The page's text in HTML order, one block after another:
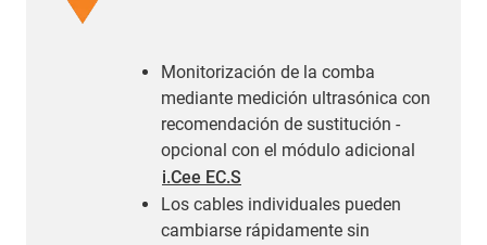
Monitorización de la comba
mediante medición ultrasónica con
recomendación de sustitución -
opcional con el módulo adicional
i.Cee EC.S
Los cables individuales pueden
cambiarse rápidamente sin